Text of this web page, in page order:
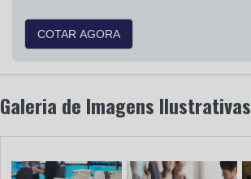
COTAR AGORA
Galeria de Imagens Ilustrativas